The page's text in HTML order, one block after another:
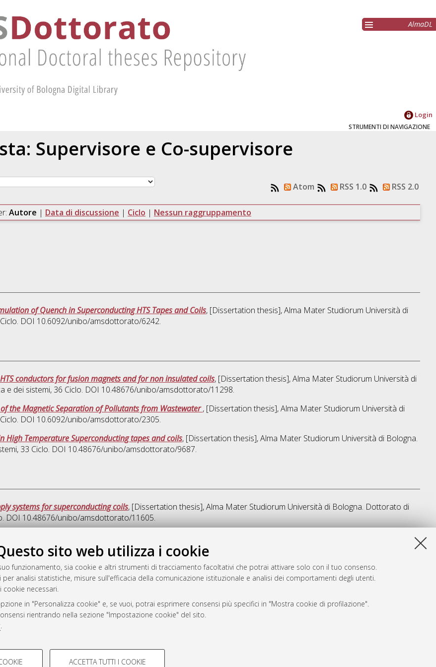
sito web utilizza i cookie
funzionamento, sia cookie e altri strumenti di tracciamento facoltativi che potrai attivare solo con il tuo consenso.
analisi statistiche, misure sull'efficacia della comunicazione istituzionale e analisi dei comportamenti degli utenti.
cookie necessari.
in "Personalizza cookie" e, se vuoi, potrai esprimere consensi più specifici in "Mostra cookie di profilazione".
rientrando nella sezione "Impostazione cookie" del sito.
.
COOKIE TECNICI - NECESSARI
ACCETTA TUTTI I COOKIE
AlmaDL
Login
STRUMENTI DI NAVIGAZIONE
Supervisore e Co-supervisore
Atom RSS 1.0 RSS 2.0
Autore | Data di discussione | Ciclo | Nessun raggruppamento
of Quench in Superconducting HTS Tapes and Coils, [Dissertation thesis], Alma Mater Studiorum Università di
DOI 10.6092/unibo/amsdottorato/6242.
conductors for fusion magnets and for non insulated coils, [Dissertation thesis], Alma Mater Studiorum Università di
e dei sistemi, 36 Ciclo. DOI 10.48676/unibo/amsdottorato/11298.
the Magnetic Separation of Pollutants from Wastewater, [Dissertation thesis], Alma Mater Studiorum Università di
DOI 10.6092/unibo/amsdottorato/2305.
High Temperature Superconducting tapes and coils, [Dissertation thesis], Alma Mater Studiorum Università di Bologna.
, 33 Ciclo. DOI 10.48676/unibo/amsdottorato/9687.
systems for superconducting coils, [Dissertation thesis], Alma Mater Studiorum Università di Bologna. Dottorato di
DOI 10.48676/unibo/amsdottorato/11605.
Questa lista e' stata generata il Thu Aug 6 20:48:37 2026 CEST.
e gestito da
privacy
del sito